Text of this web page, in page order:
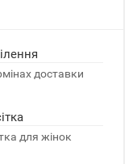
доставки
для жінок